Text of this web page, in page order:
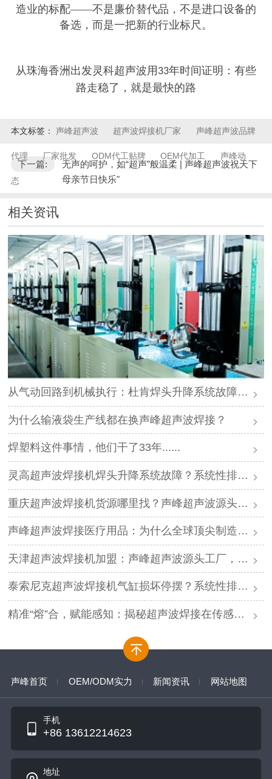
造业的标配——不是廉价替代品，不是进口设备的
备选，而是一把新的行业标尺。
从珠海香洲出发灵科超声波用 33年时间证明：有些
路走稳了，就是最快的路
本文标签： 声峰超声波 超声波焊接机厂家 声峰超声波品牌
代理 厂家批发 ODM代工贴牌 OEM代加工 声峰动
态
下一篇:
无声的呵护，如“超声”般温柔 | 声峰超声波祝天下
母亲节日快乐"
相关资讯
从气动回路到机械执行：杜肯焊头升降系统故障的机理分析与专业修复
为什么输液袋生产线都在换声峰超声波焊接？
焊塑料这件事情，他们干了33年......
灵高超声波焊接机焊头升降系统故障？系统性排查与专业解决方案
重庆超声波焊接机货源哪里找？声峰超声波源头工厂，一手货源直供，诚邀山城经销商
声峰超声波焊接医疗用品：为什么全球顶尖制造商都在用这项技术？
天津超声波焊接机加盟：声峰超声波源头工厂，诚邀津门合伙人
泰索尼克超声波焊接机气缸损坏停摆？系统性排查与专业解决方案
精准“熔”合，赋能感知：揭秘超声波焊接在传感器焊接中的核心优势
声峰首页 OEM/ODM实力 新闻资讯 网站地图
手机
+86 13612214623
地址